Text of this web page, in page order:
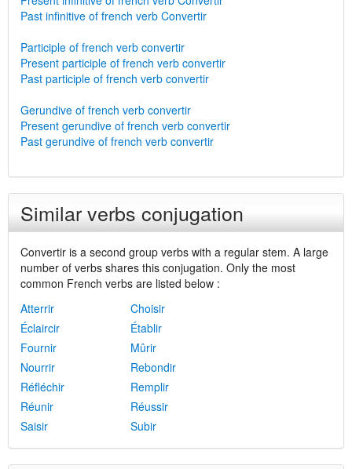
Past infinitive of french verb Convertir
Participle of french verb convertir
Present participle of french verb convertir
Past participle of french verb convertir
Gerundive of french verb convertir
Present gerundive of french verb convertir
Past gerundive of french verb convertir
Similar verbs conjugation
Convertir is a second group verbs with a regular stem. A large
number of verbs shares this conjugation. Only the most
common French verbs are listed below :
Atterrir
Choisir
Éclaircir
Établir
Fournir
Mûrir
Nourrir
Rebondir
Réfléchir
Remplir
Réunir
Réussir
Saisir
Subir